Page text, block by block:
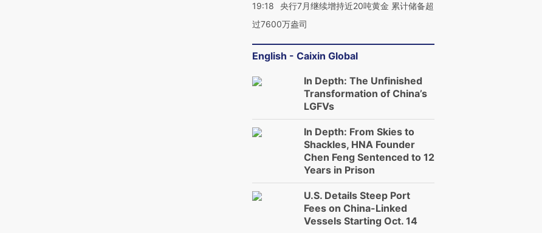
19:18
央行7月继续增持近20吨黄金 累计储备超
过7600万盎司
English - Caixin Global
In Depth: The Unfinished
Transformation of China’s
LGFVs
In Depth: From Skies to
Shackles, HNA Founder
Chen Feng Sentenced to 12
Years in Prison
U.S. Details Steep Port
Fees on China-Linked
Vessels Starting Oct. 14